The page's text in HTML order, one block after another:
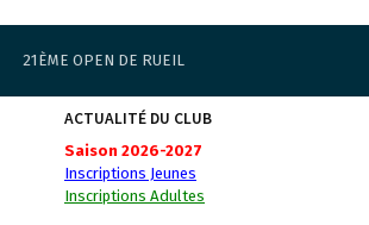
21ÈME OPEN DE RUEIL
ACTUALITÉ DU CLUB
Saison 2026-2027
Inscriptions Jeunes
Inscriptions Adultes